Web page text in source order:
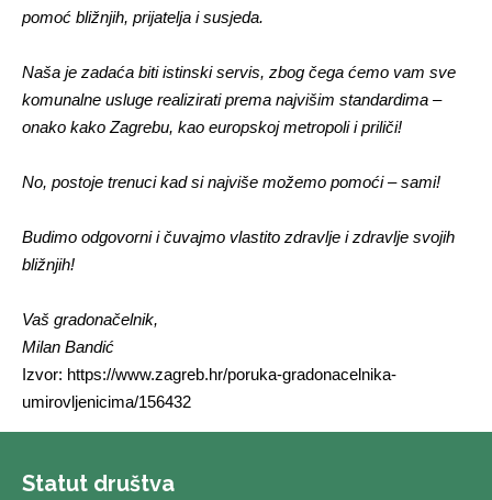
pomoć bližnjih, prijatelja i susjeda.
Naša je zadaća biti istinski servis, zbog čega ćemo vam sve
komunalne usluge realizirati prema najvišim standardima –
onako kako Zagrebu, kao europskoj metropoli i priliči!
No, postoje trenuci kad si najviše možemo pomoći – sami!
Budimo odgovorni i čuvajmo vlastito zdravlje i zdravlje svojih
bližnjih!
Vaš gradonačelnik,
Milan Bandić
Izvor: https://www.zagreb.hr/poruka-gradonacelnika-
umirovljenicima/156432
Statut društva